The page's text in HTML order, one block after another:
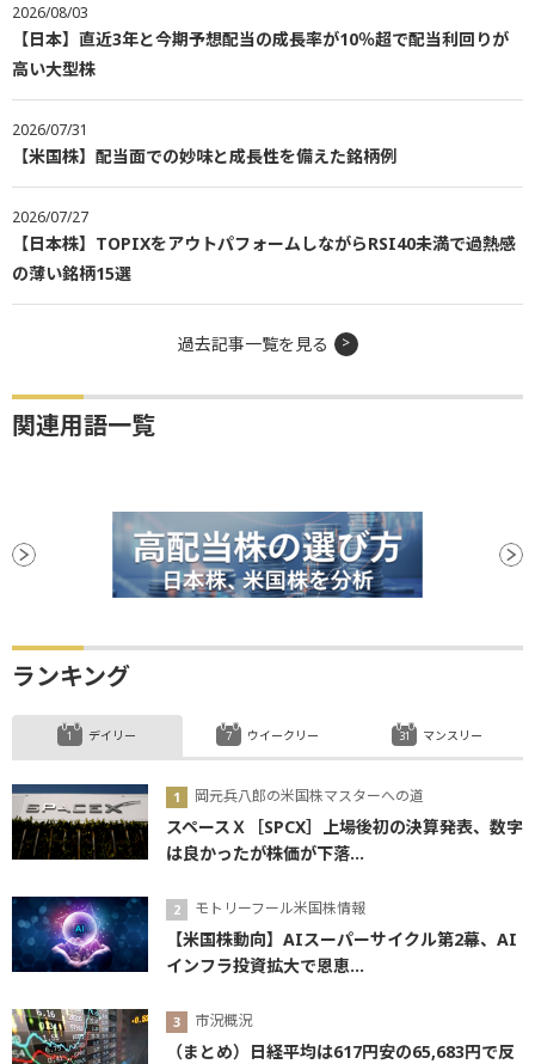
2026/08/03
【日本】直近3年と今期予想配当の成長率が10％超で配当利回りが
高い大型株
2026/07/31
【米国株】配当面での妙味と成長性を備えた銘柄例
2026/07/27
【日本株】TOPIXをアウトパフォームしながらRSI40未満で過熱感
の薄い銘柄15選
過去記事一覧を見る
関連用語一覧
ランキング
デイリー
岡元兵八郎の米国株マスターへの道
スペースＸ［SPCX］上場後初の決算発表、数字
は良かったが株価が下落...
モトリーフール米国株情報
【米国株動向】AIスーパーサイクル第2幕、AI
インフラ投資拡大で恩恵...
市況概況
（まとめ）日経平均は617円安の65,683円で反
ウイークリー マンスリー